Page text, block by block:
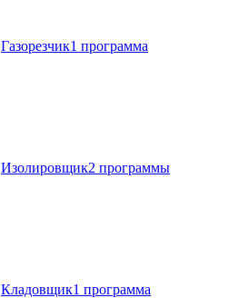
Газорезчик1 программа
Изолировщик2 программы
Кладовщик1 программа